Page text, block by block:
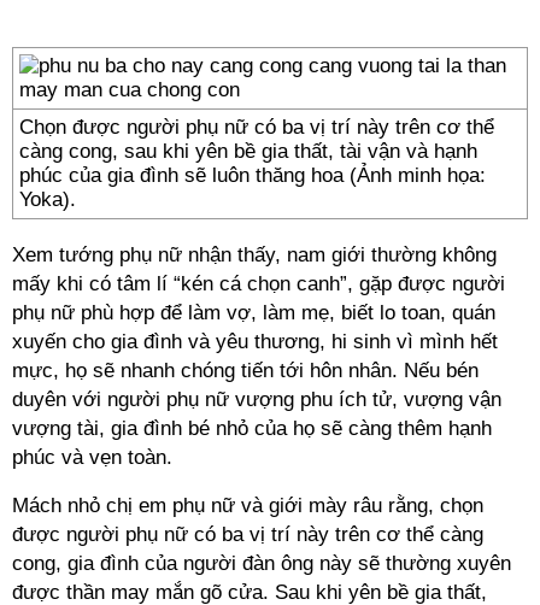
Chọn được người phụ nữ có ba vị trí này trên cơ thể
càng cong, sau khi yên bề gia thất, tài vận và hạnh
phúc của gia đình sẽ luôn thăng hoa (Ảnh minh họa:
Yoka).
Xem tướng phụ nữ nhận thấy, nam giới thường không
mấy khi có tâm lí “kén cá chọn canh”, gặp được người
phụ nữ phù hợp để làm vợ, làm mẹ, biết lo toan, quán
xuyến cho gia đình và yêu thương, hi sinh vì mình hết
mực, họ sẽ nhanh chóng tiến tới hôn nhân. Nếu bén
duyên với người phụ nữ vượng phu ích tử, vượng vận
vượng tài, gia đình bé nhỏ của họ sẽ càng thêm hạnh
phúc và vẹn toàn.
Mách nhỏ chị em phụ nữ và giới mày râu rằng, chọn
được người phụ nữ có ba vị trí này trên cơ thể càng
cong, gia đình của người đàn ông này sẽ thường xuyên
được thần may mắn gõ cửa. Sau khi yên bề gia thất,